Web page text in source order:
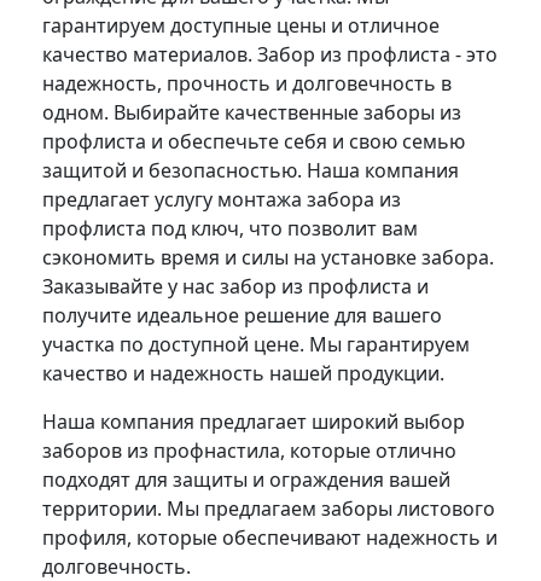
гарантируем доступные цены и отличное
качество материалов. Забор из профлиста - это
надежность, прочность и долговечность в
одном. Выбирайте качественные заборы из
профлиста и обеспечьте себя и свою семью
защитой и безопасностью. Наша компания
предлагает услугу монтажа забора из
профлиста под ключ, что позволит вам
сэкономить время и силы на установке забора.
Заказывайте у нас забор из профлиста и
получите идеальное решение для вашего
участка по доступной цене. Мы гарантируем
качество и надежность нашей продукции.
Наша компания предлагает широкий выбор
заборов из профнастила, которые отлично
подходят для защиты и ограждения вашей
территории. Мы предлагаем заборы листового
профиля, которые обеспечивают надежность и
долговечность.